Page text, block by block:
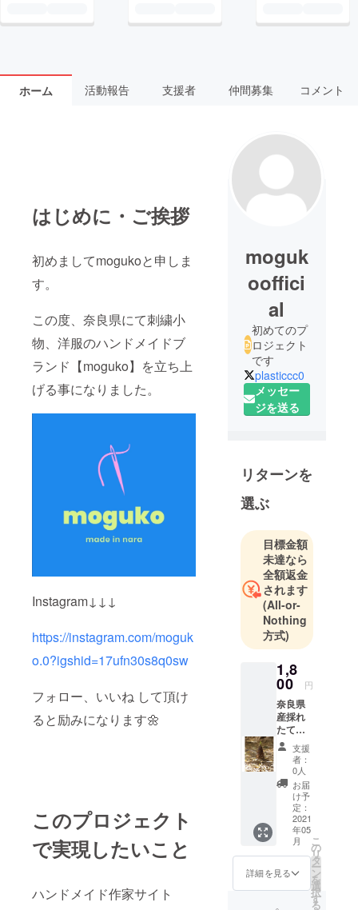
ホーム 活動報告 支援者 仲間募集 コメント
はじめに・ご挨拶
初めましてmogukoと申しま
す。
この度、奈良県にて刺繍小
物、洋服のハンドメイドブ
ランド【moguko】を立ち上
げる事になりました。
Instagram↓↓↓
https://instagram.com/moguk
o.0?igshid=17ufn30s8q0sw
フォロー、いいね して頂け
ると励みになります🌼
このプロジェクト
で実現したいこと
ハンドメイド作家サイト
moguk
ooffici
al
初めてのプ
ロジェクト
です
plasticcc0
メッセー
ジを送る
リターンを
選ぶ
目標金額
未達なら
全額返金
されます
(All-or-
Nothing
方式)
1,8
00 円
奈良県
産採れ
たてた
けのこ
新鮮な
たけの
こをお
送りし
ます。
道の
駅、
スー
パーで
は送料
別で定
価2000
支援
者：
0人
お届
け予
定：
2021
年05
月
詳細を見る
こ
の
リ
タ
ー
ン
を
選
択
す
る